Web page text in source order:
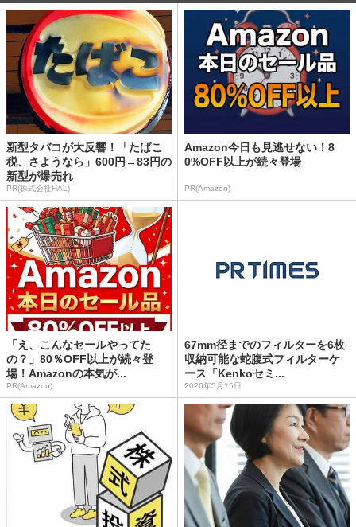
新型タバコが大反響！「たばこ
税、さようなら」600円→83円の
新型が爆売れ
PR(株式会社HAL)
Amazon今日も見逃せない！8
0%OFF以上が続々登場
PR(Amazon)
「え、こんなセールやってた
の？」80％OFF以上が続々登
場！Amazonの本気が...
PR(Amazon)
67mm径までのフィルターを6枚
収納可能な蛇腹式フィルターケ
ース「Kenkoセミ...
2026年5月15日